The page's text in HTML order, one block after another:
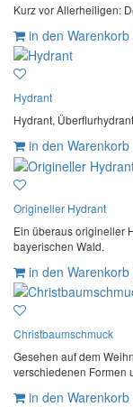
Kurz vor Allerheiligen:
in den Warenkorb
Hydrant
Hydrant, Überflurhydrant
in den Warenkorb
Origineller Hydrant
Ein überaus origineller
bayerischen Wald.
in den Warenkorb
Christbaumschmuck
Gesehen auf dem
verschiedenen Formen
in den Warenkorb